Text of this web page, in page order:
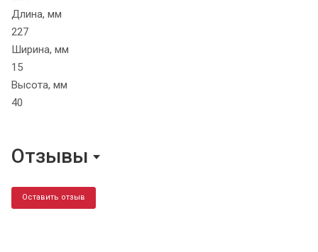
Длина, мм
227
Ширина, мм
15
Высота, мм
40
Отзывы
Оставить отзыв